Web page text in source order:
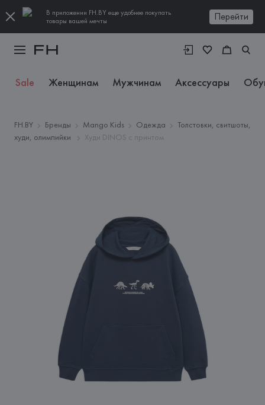
В приложении FH.BY еще удобнее покупать
товары вашей мечты
Перейти
Sale Женщинам Мужчинам Аксессуары
FH.BY Бренды Mango Kids Одежда
Толстовки, свитшоты,
худи, олимпийки
Худи DINOS с принтом